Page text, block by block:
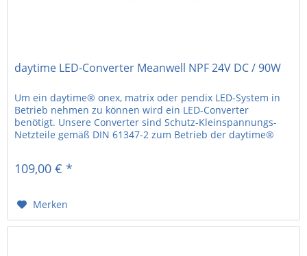
daytime LED-Converter Meanwell NPF 24V DC / 90W
Um ein daytime® onex, matrix oder pendix LED-System in
Betrieb nehmen zu können wird ein LED-Converter
benötigt. Unsere Converter sind Schutz-Kleinspannungs-
Netzteile gemäß DIN 61347-2 zum Betrieb der daytime®
109,00 € *
Merken